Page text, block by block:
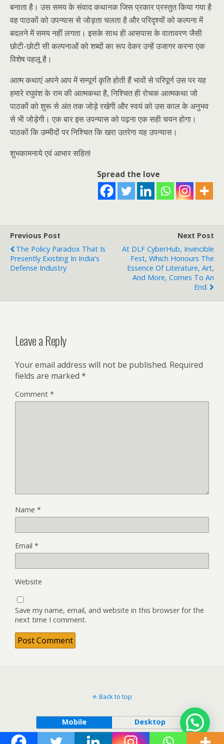
बनाता है। उस समय के संवाद कथानक जिस प्रकार प्रस्तुत किया गया है
वह पाठकों को उपन्यास से जोड़ता चलता है और परिदृश्यों को कल्पना में
बदलने में समय नहीं लगता। इसके साथ ही आसपास के वातावरण जैसी
छोटी-छोटी सी कल्पनाओं को शब्दों का रूप देकर उन्हें उजागर करना एक
विशेष पहलू है।
आत्म कथाएं अपने आप में सम्पूर्ण कृति होती हैं भावों से परिपूर्ण उस पर यह
हमारे रघुवंश के राम की आत्मकथा है, निश्चित ही रोचक आत्मकथा जो
पाठकों को शुरू से अंत तक जोड़े रखेगी और स्वयं को उस काल के अनुभव
से भी जोड़ेगी। एक बार इस उपन्यास को पढ़ना एक सही चयन होगा।
पाठकों कि उम्मीदों पर निश्चित कि खरा उतरेगा यह उपन्यास।
शुभकामनाये एवं आभार सहित!
Spread the love
Previous Post
The Policy Paradox That Is
Presently Existing In India's
Defense Industry
Next Post
At DLF CyberHub, Invincible
Fest, Which Honours The
Essence Of Literature, Art,
And More, Comes To An
End.
Leave a Reply
Your email address will not be published. Required
fields are marked *
Comment *
Name *
Email *
Website
Save my name, email, and website in this browser for the
next time I comment.
Back to top
Mobile Desktop